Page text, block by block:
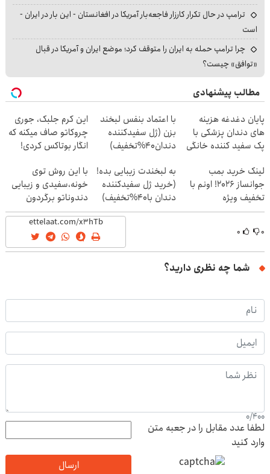
ترامپ در حال تکرار کارزار فاجعه‌بار آمریکا در افغانستان - این بار در ایران -
است
چرا ترامپ حمله به ایران را متوقف کرد؛ موضع ایران و آمریکا در قبال
«توافق» چیست؟
مطالب پیشنهادی
پایان دغدغه هزینه
های دندان پزشکی با
پک سفید کننده خانگی
با اعتماد بنفس لبخند
بزن (ژل سفیدکننده
دندان40%تخفیف)
این کرم جلبک، جوری
چروکاتو صاف میکنه که
انگار بوتاکس کردی!
لینک خرید بمب
جوانساز 2026! اونم با
تخفیف ویژه
به لبخندت زیبایی بده!
(خرید ژل سفیدکننده
دندان با40%تخفیف)
با این روش توی
خونه،سفیدی و زیبایی
دندوناتو برگردون
(40%off)
۰ ۰
شما چه نظری دارید؟
0/400
لطفا عدد مقابل را در جعبه متن
وارد کنید
ارسال